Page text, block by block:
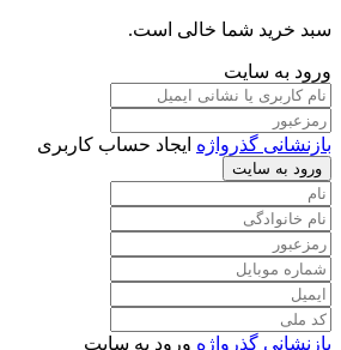
سبد خرید شما خالی است.
ورود به سایت
بازنشانی گذرواژه ایجاد حساب کاربری
ورود به سایت
بازنشانی گذرواژه ورود به سایت